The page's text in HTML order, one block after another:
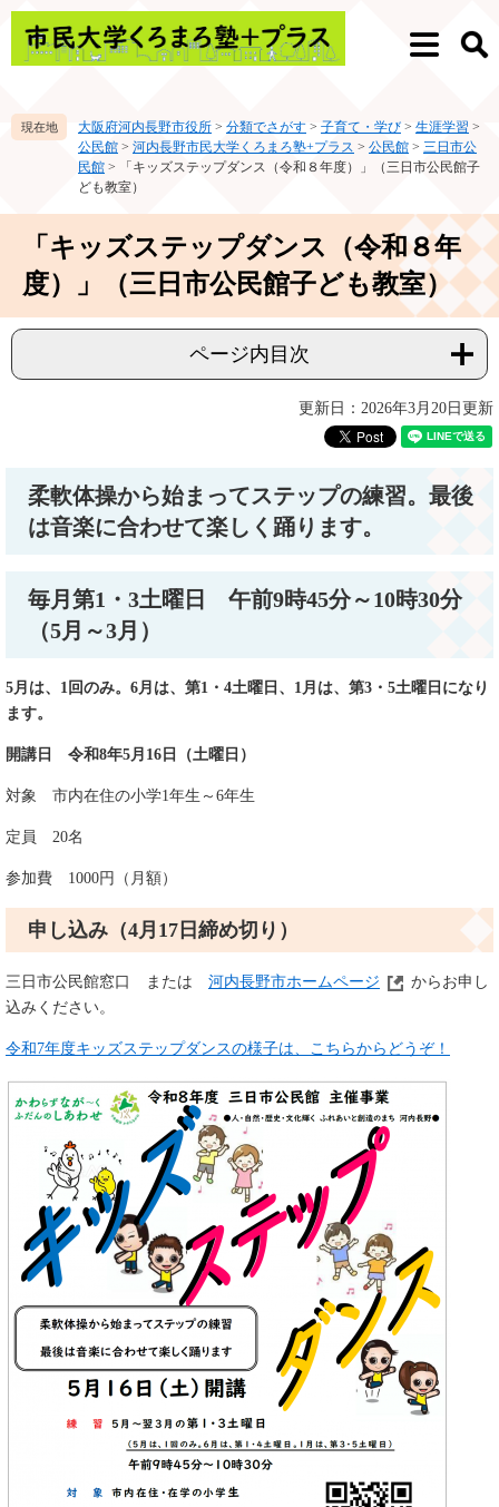
ペ
メ
メ
検
大阪府河内長野市役所 > 分類でさがす > 子育て・学び > 生涯学習 >
公民館 > 河内長野市民大学くろまろ塾+プラス > 公民館 > 三日市公
民館 >
「キッズステップダンス（令和８年度）」（三日市公民館子
ども教室）
「キッズステップダンス（令和８年
度）」（三日市公民館子ども教室）
ページ内目次
更新日：2026年3月20日更新
柔軟体操から始まってステップの練習。最後
は音楽に合わせて楽しく踊ります。
毎月第1・3土曜日 午前9時45分～10時30分
（5月～3月）
5月は、1回のみ。6月は、第1・4土曜日、1月は、第3・5土曜日になり
ます。
開講日 令和8年5月16日（土曜日）
対象 市内在住の小学1年生～6年生
定員 20名
参加費 1000円（月額）
申し込み（4月17日締め切り）
三日市公民館窓口 または 河内長野市ホームページ
からお申し
込みください。
令和7年度キッズステップダンスの様子は、こちらからどうぞ！